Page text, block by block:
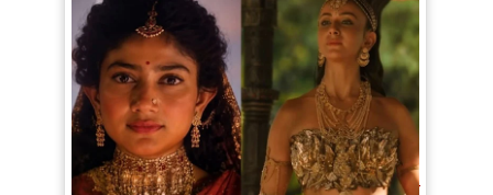
Ramayana Trailer: सीता से ज्यादा Rakul